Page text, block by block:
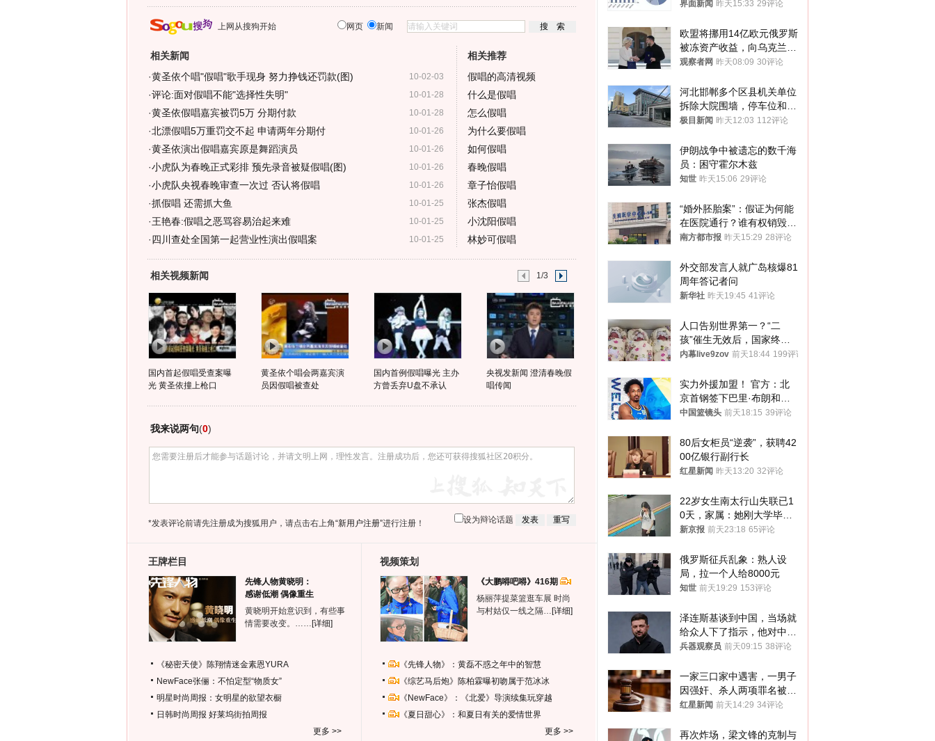
上网从搜狗开始 网页 新闻
相关新闻
10-02-03
·黄圣依个唱"假唱"歌手现身 努力挣钱还罚款(图)
10-01-28
·评论:面对假唱不能"选择性失明"
10-01-28
·黄圣依假唱嘉宾被罚5万 分期付款
10-01-26
·北漂假唱5万重罚交不起 申请两年分期付
10-01-26
·黄圣依演出假唱嘉宾原是舞蹈演员
10-01-26
·小虎队为春晚正式彩排 预先录音被疑假唱(图)
10-01-26
·小虎队央视春晚审查一次过 否认将假唱
10-01-25
·抓假唱 还需抓大鱼
10-01-25
·王艳春:假唱之恶骂容易治起来难
10-01-25
·四川查处全国第一起营业性演出假唱案
相关推荐
假唱的高清视频
什么是假唱
怎么假唱
为什么要假唱
如何假唱
春晚假唱
章子怡假唱
张杰假唱
小沈阳假唱
林妙可假唱
相关视频新闻 1/3
国内首起假唱受查案曝
光 黄圣依撞上枪口
黄圣依个唱会两嘉宾演
员因假唱被查处
国内首例假唱曝光 主办
方曾丢弃U盘不承认
央视发新闻 澄清春晚假
唱传闻
我来说两句(0)
*发表评论前请先注册成为搜狐用户，请点击右上角“新用户注册”进行注册！ 设为辩论话题
王牌栏目
先锋人物黄晓明：
感谢低潮 偶像重生
黄晓明开始意识到，有些事
情需要改变。…… [详细]
《秘密天使》陈翔情迷金素恩YURA
NewFace张俪：不怕定型“物质女”
明星时尚周报：女明星的欲望衣橱
日韩时尚周报 好莱坞街拍周报
更多 >>
视频策划
《大鹏嘚吧嘚》416期
杨丽萍提菜篮逛车展 时尚
与村姑仅一线之隔… [详细]
《先锋人物》：黄磊不惑之年中的智慧
《综艺马后炮》陈柏霖曝初吻属于范冰冰
《NewFace》：《北爱》导演续集玩穿越
《夏日甜心》：和夏日有关的爱情世界
更多 >>
界面新闻 昨天15:33 29评论
欧盟将挪用14亿欧元俄罗斯
被冻资产收益，向乌克兰提
供援助
观察者网 昨天08:09 30评论
河北邯郸多个区县机关单位
拆除大院围墙，停车位和厕
所免费开放，当地多部门回
极目新闻 昨天12:03 112评论
伊朗战争中被遗忘的数千海
员：困守霍尔木兹
知世 昨天15:06 29评论
“婚外胚胎案”：假证为何能
在医院通行？谁有权销毁胚
胎？
南方都市报 昨天15:29 28评论
外交部发言人就广岛核爆81
周年答记者问
新华社 昨天19:45 41评论
人口告别世界第一？“二
孩”催生无效后，国家终于
向住房出手了！
内幕live9zov 前天18:44 199评论
实力外援加盟！ 官方：北
京首钢签下巴里·布朗和桑
普森
中国篮镜头 前天18:15 39评论
80后女柜员“逆袭”，获聘42
00亿银行副行长
红星新闻 昨天13:20 32评论
22岁女生南太行山失联已1
0天，家属：她刚大学毕业
想到山里旅行
新京报 前天23:18 65评论
俄罗斯征兵乱象：熟人设
局，拉一个人给8000元
知世 前天19:29 153评论
泽连斯基谈到中国，当场就
给众人下了指示，他对中国
和中乌关系，显然又有了新
兵器观察员 前天09:15 38评论
一家三口家中遇害，一男子
因强奸、杀人两项罪名被判
死缓 最高检介入后改判无
红星新闻 前天14:29 34评论
再次炸场，梁文锋的克制与